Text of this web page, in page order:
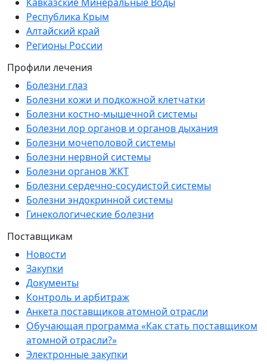
Республика Крым
Алтайский край
Регионы России
Профили лечения
Болезни глаз
Болезни кожи и подкожной клетчатки
Болезни костно-мышечной системы
Болезни лор органов и органов дыхания
Болезни мочеполовой системы
Болезни нервной системы
Болезни органов ЖКТ
Болезни сердечно-сосудистой системы
Болезни эндокринной системы
Гинекологические болезни
Поставщикам
Новости
Закупки
Документы
Контроль и арбитраж
Анкета поставщиков атомной отрасли
Обучающая программа «Как стать поставщиком
атомной отрасли?»
Электронные закупки